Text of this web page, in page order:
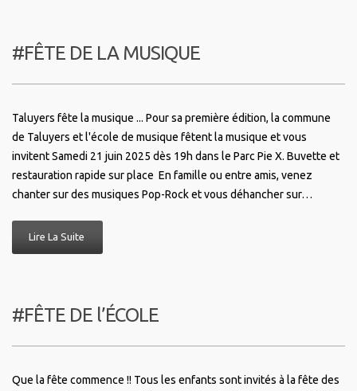
#FÊTE DE LA MUSIQUE
Taluyers fête la musique ... Pour sa première édition, la commune
de Taluyers et l'école de musique fêtent la musique et vous
invitent Samedi 21 juin 2025 dès 19h dans le Parc Pie X. Buvette et
restauration rapide sur place En famille ou entre amis, venez
chanter sur des musiques Pop-Rock et vous déhancher sur…
Lire La Suite
#FÊTE DE l’ÉCOLE
Que la fête commence !! Tous les enfants sont invités à la fête des